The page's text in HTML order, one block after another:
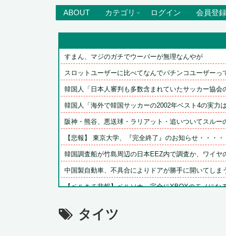
ABOUT カテゴリ ログイン 会員登録
すまん、マジのガチでウーバーが無理なんやが
スロットユーザーに比べてなんでパチンコユーザーっ
韓国人「日本人審判も多数含まれていたサッカー協会
韓国人「海外で韓国サッカーの2002年ベスト4の実力
阪神・熊谷、悪送球・ラリアット・追いついてスルー
【悲報】 東京大学、『完全終了』のお知らせ・・・・
韓国調査船が竹島周辺の日本EEZ内で調査か、ワイヤ
中国製自動車、不具合によりドアが勝手に開いてしま
【ペルキチ悲報】ペルソナ、完全にXBOXのモノにな
【悲報】アソビストア「すまん漏らした」１５thライ
タイツ